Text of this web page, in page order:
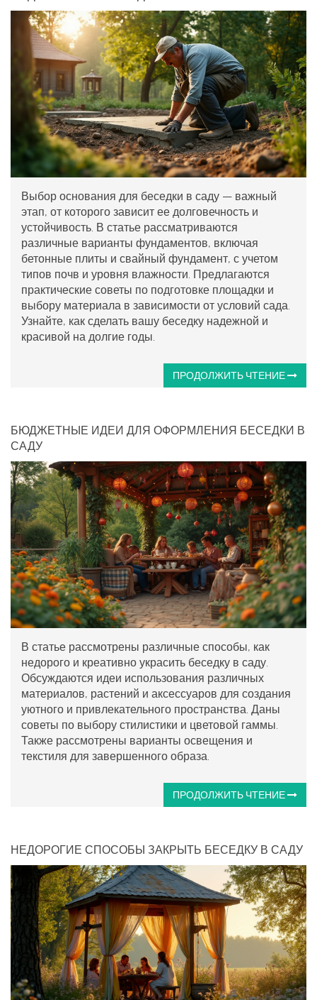
Выбор основания для беседки в саду — важный
этап, от которого зависит ее долговечность и
устойчивость. В статье рассматриваются
различные варианты фундаментов, включая
бетонные плиты и свайный фундамент, с учетом
типов почв и уровня влажности. Предлагаются
практические советы по подготовке площадки и
выбору материала в зависимости от условий сада.
Узнайте, как сделать вашу беседку надежной и
красивой на долгие годы.
ПРОДОЛЖИТЬ ЧТЕНИЕ
БЮДЖЕТНЫЕ ИДЕИ ДЛЯ ОФОРМЛЕНИЯ БЕСЕДКИ В
САДУ
В статье рассмотрены различные способы, как
недорого и креативно украсить беседку в саду.
Обсуждаются идеи использования различных
материалов, растений и аксессуаров для создания
уютного и привлекательного пространства. Даны
советы по выбору стилистики и цветовой гаммы.
Также рассмотрены варианты освещения и
текстиля для завершенного образа.
ПРОДОЛЖИТЬ ЧТЕНИЕ
НЕДОРОГИЕ СПОСОБЫ ЗАКРЫТЬ БЕСЕДКУ В САДУ